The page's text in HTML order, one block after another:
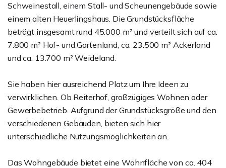
Schweinestall, einem Stall- und Scheunengebäude sowie
einem alten Heuerlingshaus. Die Grundstücksfläche
beträgt insgesamt rund 45.000 m² und verteilt sich auf ca.
7.800 m² Hof- und Gartenland, ca. 23.500 m² Ackerland
und ca. 13.700 m² Weideland.
Sie haben hier ausreichend Platz um Ihre Ideen zu
verwirklichen. Ob Reiterhof, großzügiges Wohnen oder
Gewerbebetrieb. Aufgrund der Grundstücksgröße und den
verschiedenen Gebäuden, bieten sich hier
unterschiedliche Nutzungsmöglichkeiten an.
Das Wohngebäude bietet eine Wohnfläche von ca. 404